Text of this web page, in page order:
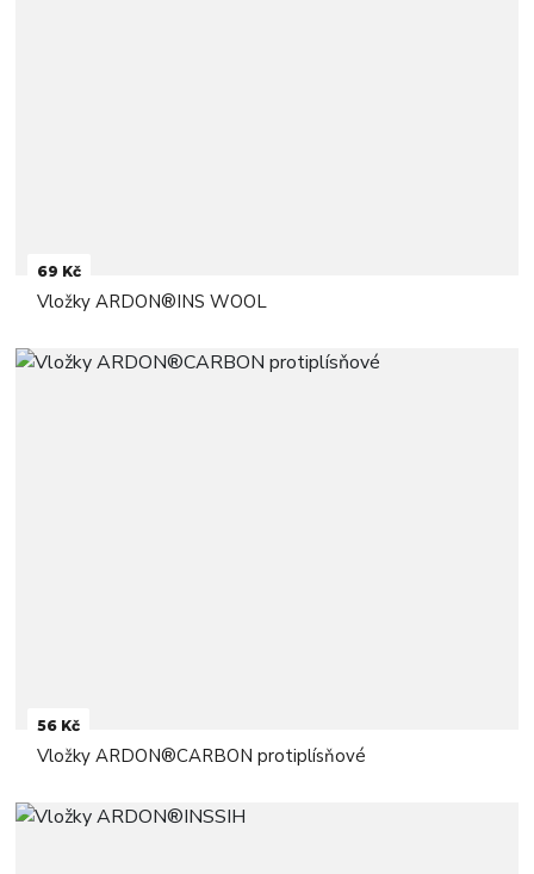
69 Kč
Vložky ARDON®INS WOOL
56 Kč
Vložky ARDON®CARBON protiplísňové